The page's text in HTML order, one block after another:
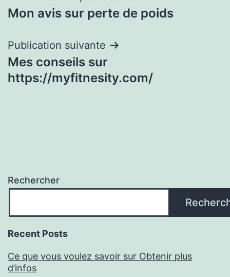
de
l’article
Mon avis sur perte de poids
Publication suivante
Mes conseils sur
https://myfitnesity.com/
Rechercher
Recent Posts
Ce que vous voulez savoir sur Obtenir plus
d’infos